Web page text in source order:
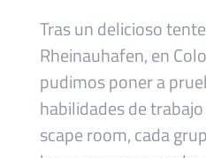
Tras un delicioso
Rheinauhafen, en
pudimos poner a
habilidades de
scape room, cada